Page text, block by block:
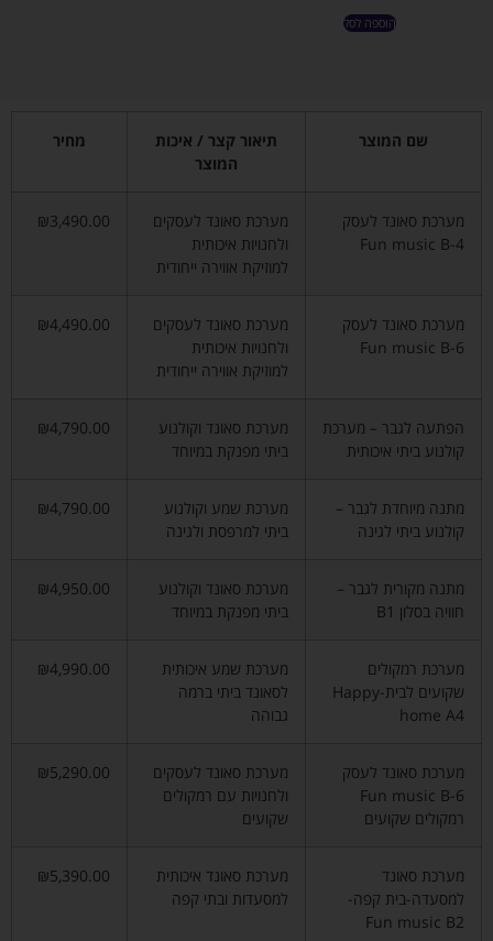
הוספה לסל
שם המוצר
תיאור קצר / איכות
המוצר
מחיר
מערכת סאונד לעסק
Fun music B-4
מערכת סאונד לעסקים
ולחנויות איכותית
למוזיקת אווירה ייחודית
₪3,490.00
מערכת סאונד לעסק
Fun music B-6
מערכת סאונד לעסקים
ולחנויות איכותית
למוזיקת אווירה ייחודית
₪4,490.00
הפתעה לגבר – מערכת
קולנוע ביתי איכותית
מערכת סאונד וקולנוע
ביתי מפנקת במיוחד
₪4,790.00
מתנה מיוחדת לגבר –
קולנוע ביתי לגינה
מערכת שמע וקולנוע
ביתי למרפסת ולגינה
₪4,790.00
מתנה מקורית לגבר –
חוויה בסלון B1
מערכת סאונד וקולנוע
ביתי מפנקת במיוחד
₪4,950.00
מערכת רמקולים
שקועים לבית-Happy
home A4
מערכת שמע איכותית
לסאונד ביתי ברמה
גבוהה
₪4,990.00
מערכת סאונד לעסק
Fun music B-6
רמקולים שקועים
מערכת סאונד לעסקים
ולחנויות עם רמקולים
שקועים
₪5,290.00
מערכת סאונד
למסעדה-בית קפה-
Fun music B2
מערכת סאונד איכותית
למסעדות ובתי קפה
₪5,390.00